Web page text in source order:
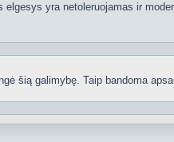
yra netoleruojamas ir
šią galimybę. Taip bandoma